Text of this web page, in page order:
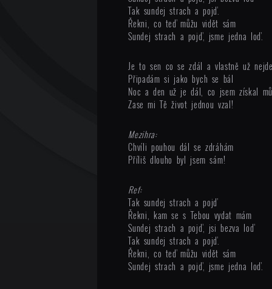
Tak sundej strach a pojď.
Řekni, co teď můžu vidět sám
Sundej strach a pojď, jsme jedna loď.
Je to sen co se zdál a vlastně už
Připadám si jako bych se bál
Noc a den už je dál, co jsem získal
Zase mi Tě život jednou vzal!
Mezihra:
Chvíli pouhou dál se zdráhám
Příliš dlouho byl jsem sám!
Ref:
Tak sundej strach a pojď
Řekni, kam se s Tebou vydat mám
Sundej strach a pojď, jsi bezva loď
Tak sundej strach a pojď.
Řekni, co teď můžu vidět sám
Sundej strach a pojď, jsme jedna loď.